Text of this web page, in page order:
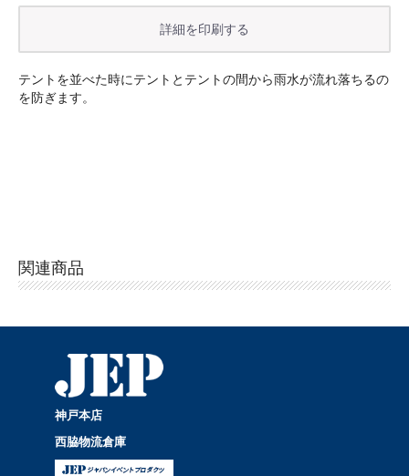
お買い物を続ける カートへ進む
テントを並べた時にテントとテントの間から雨水が流れ落ちるの
を防ぎます。
関連商品
神戸本店
西脇物流倉庫